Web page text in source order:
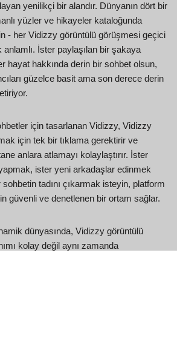
yenilikçi bir alandır. Dünyanın dört bir
yüzler ve hikayeler kataloğunda
- her Vidizzy görüntülü görüşmesi geçici
İster paylaşılan bir şakaya
hayat hakkında derin bir sohbet olsun,
güzelce basit ama son derece derin
için tasarlanan Vidizzy, Vidizzy
için tek bir tıklama gerektirir ve
anlara atlamayı kolaylaştırır. İster
ister yeni arkadaşlar edinmek
tadını çıkarmak isteyin, platform
güvenli ve denetlenen bir ortam sağlar.
dünyasında, Vidizzy görüntülü
kolay değil aynı zamanda